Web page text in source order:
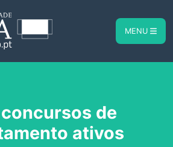
MENU
de
ativos